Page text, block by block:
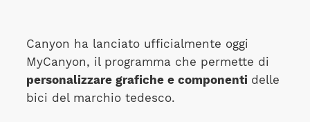
Canyon ha lanciato ufficialmente oggi
MyCanyon, il programma che permette di
personalizzare grafiche e componenti delle
bici del marchio tedesco.